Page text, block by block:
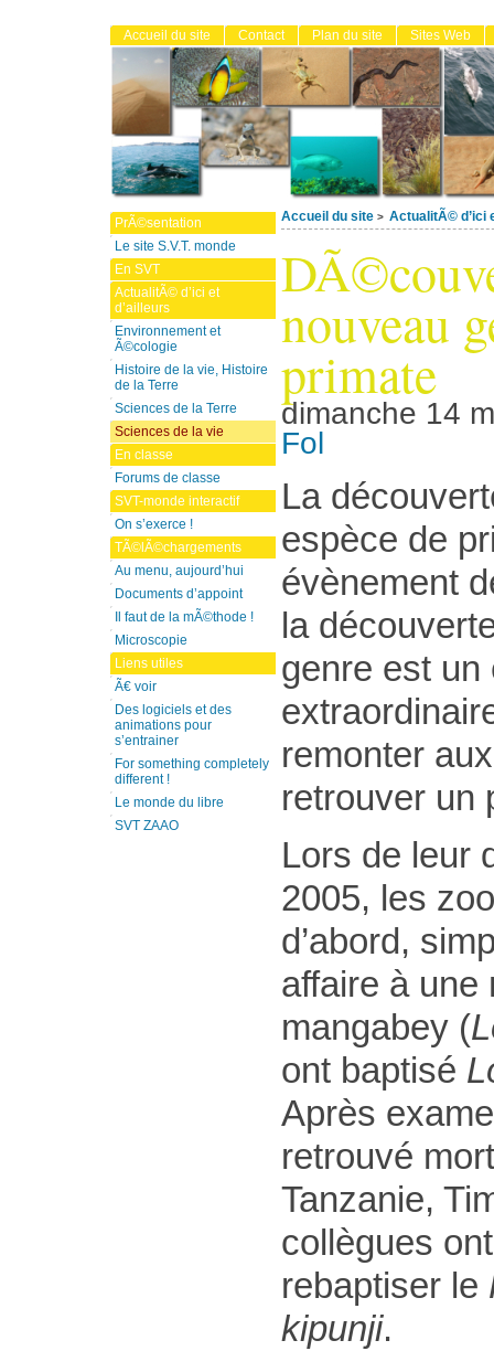
Accueil du site > ActualitÃ© d’ici
nouveau
primate
dimanche 14
Fol
La
espèce de
évènement
la
genre est un
remonter
retrouver un
Lors de leur
2005, les
d’abord,
affaire à une
mangabey (
ont baptisé
Après
retrouvé
Tanzanie,
collègues
rebaptiser le
kipunji.
Accueil du site Contact Plan du site Sites Web
PrÃ©sentation
Le site S.V.T. monde
En SVT
ActualitÃ© d’ici et
d’ailleurs
Environnement et
Ã©cologie
Histoire de la vie, Histoire
de la Terre
Sciences de la Terre
Sciences de la vie
En classe
Forums de classe
SVT-monde interactif
On s’exerce !
TÃ©lÃ©chargements
Au menu, aujourd’hui
Documents d’appoint
Il faut de la mÃ©thode !
Microscopie
Liens utiles
Ã€ voir
Des logiciels et des
animations pour
s’entrainer
For something completely
different !
Le monde du libre
SVT ZAAO